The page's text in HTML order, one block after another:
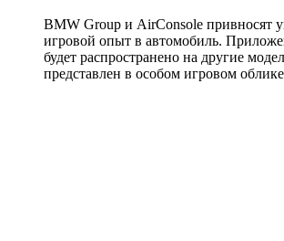
BMW Group и AirConsole привносят
игровой опыт в автомобиль.
будет распространено на другие
представлен в особом игровом облике